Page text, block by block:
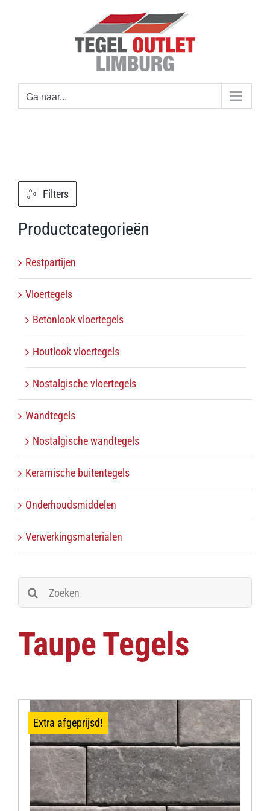
Ga naar...
Filters
Productcategorieën
Restpartijen
Vloertegels
Betonlook vloertegels
Houtlook vloertegels
Nostalgische vloertegels
Wandtegels
Nostalgische wandtegels
Keramische buitentegels
Onderhoudsmiddelen
Verwerkingsmaterialen
Zoeken
naar:
Taupe Tegels
Extra afgeprijsd!